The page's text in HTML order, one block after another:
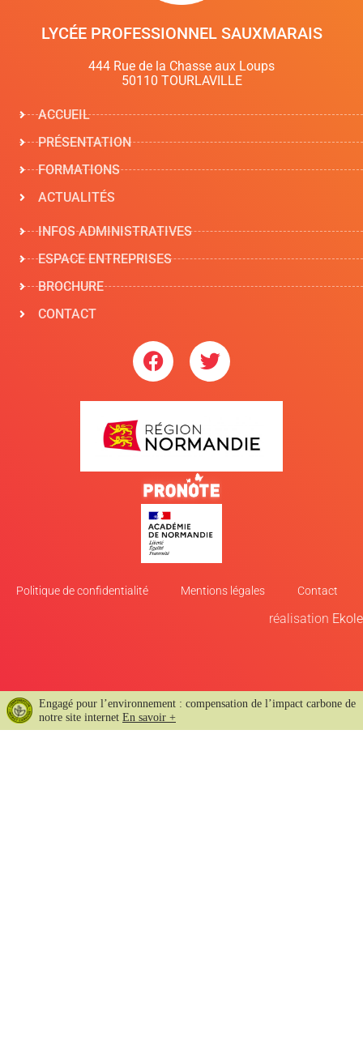
LYCÉE PROFESSIONNEL SAUXMARAIS
444 Rue de la Chasse aux Loups
50110 TOURLAVILLE
ACCUEIL
PRÉSENTATION
FORMATIONS
ACTUALITÉS
INFOS ADMINISTRATIVES
ESPACE ENTREPRISES
BROCHURE
CONTACT
Politique de confidentialité Mentions légales Contact
réalisation Ekole
Engagé pour l’environnement : compensation de l’impact carbone de
notre site internet En savoir +